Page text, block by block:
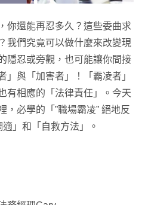
你還能再忍多久？這些委曲求
我們究竟可以做什麼來改變現
隱忍或旁觀，也可能讓你間接
」與「加害者」！「霸凌者」
有相應的「法律責任」。今天
必學的「”職場霸凌” 絕地反
」和「自救方法」。